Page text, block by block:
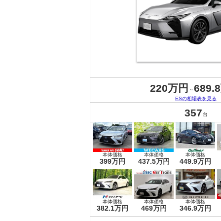
220万円 ～
ESの相場表を見る
357 台
本体価格
399万円
本体価格
437.5万円
本体価格
449.9万円
本体価格
382.1万円
本体価格
469万円
本体価格
346.9万円